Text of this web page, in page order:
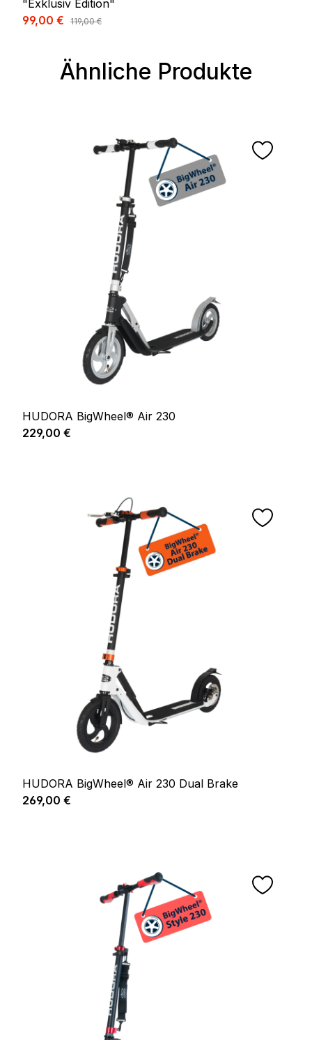
"Exklusiv Edition"
Verkaufspreis:
99,00 € Regulärer Preis:
119,00 €
Produktgalerie überspringen
Ähnliche Produkte
HUDORA BigWheel® Air 230
Regulärer Preis:
229,00 €
HUDORA BigWheel® Air 230 Dual Brake
Regulärer Preis:
269,00 €